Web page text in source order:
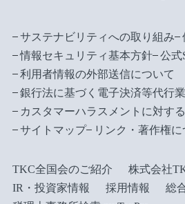
サステナビリティへの取り組み
情報セキュリティ基本方針
公式
利用者情報の外部送信について
銀行法に基づく電子決済等代行
カスタマーハラスメントに対す
サイトマップ
リンク・著作権に
TKC全国会のご紹介
株式会社
IR・投資家情報
採用情報
総